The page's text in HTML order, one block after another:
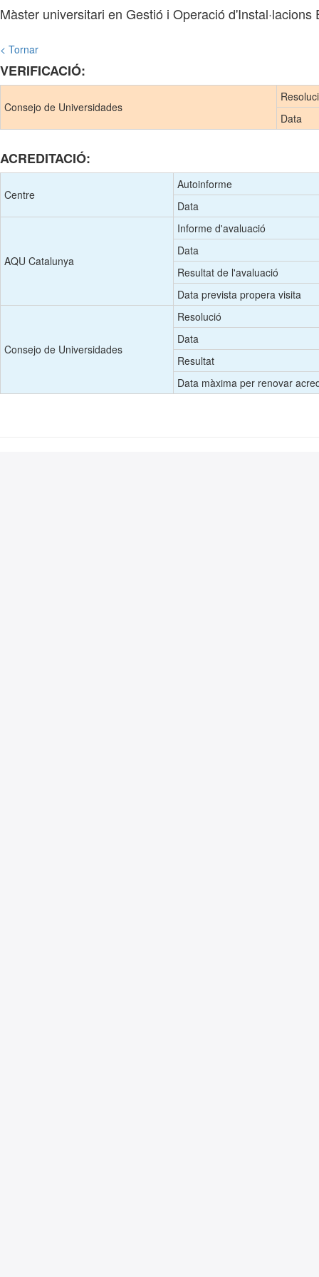
Màster universitari en Gestió i Operació
< Tornar
VERIFICACIÓ:
Consejo de Universidades
Data
ACREDITACIÓ:
Centre
Autoinforme
Data
AQU Catalunya
Informe d'avaluació
Data
Resultat de l'avaluació
Data prevista propera visita
Consejo de Universidades
Resolució
Data
Resultat
Data màxima per renovar